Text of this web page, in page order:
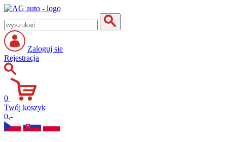
Zaloguj sie
Rejestracja
0
Twój koszyk
0,-